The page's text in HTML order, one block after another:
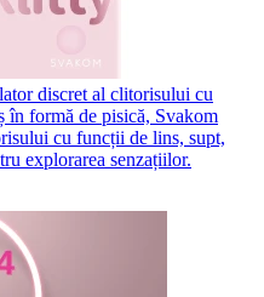
discret al clitorisului cu
în formă de pisică, Svakom
cu funcții de lins, supt,
explorarea senzațiilor.